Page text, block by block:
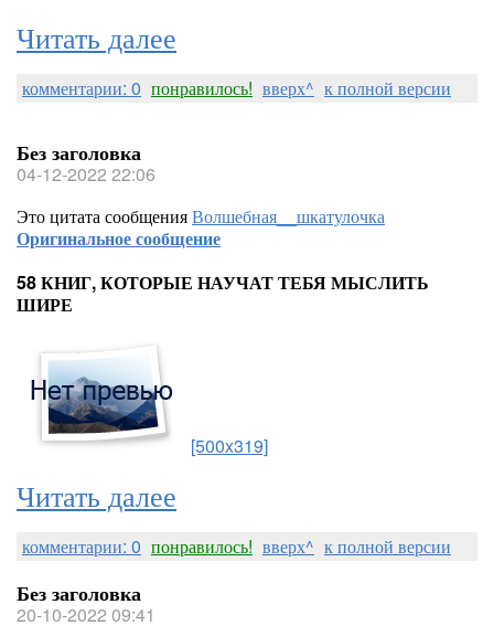
Читать далее
комментарии: 0 понравилось! вверх^ к полной версии
Без заголовка
04-12-2022 22:06
Это цитата сообщенияВолшебная__шкатулочка
Оригинальное сообщение
58 КНИГ, КОТОРЫЕ НАУЧАТ ТЕБЯ МЫСЛИТЬ
ШИРЕ
[500x319]
Читать далее
комментарии: 0 понравилось! вверх^ к полной версии
Без заголовка
20-10-2022 09:41